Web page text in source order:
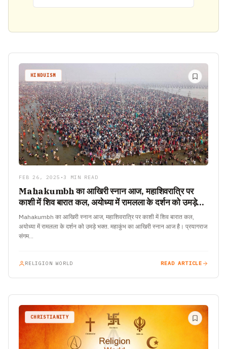
HINDUISM
FEB 26, 2025 • 3 MIN READ
Mahakumbh का आखिरी स्नान आज, महाशिवरात्रि पर
काशी में शिव बारात कल, अयोध्या में रामलला के दर्शन को उमड़े
भक्त.
Mahakumbh का आखिरी स्नान आज, महाशिवरात्रि पर काशी में शिव बारात कल,
अयोध्या में रामलला के दर्शन को उमड़े भक्त. महाकुंभ का आखिरी स्नान आज है। प्रयागराज
संगम…
RELIGION WORLD READ ARTICLE
CHRISTIANITY